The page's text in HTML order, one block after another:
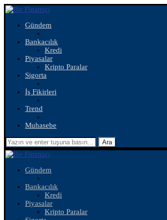
Gündem
Bankacılık
Kredi
Piyasalar
Kripto Paralar
Sigorta
İş Fikirleri
Trend
Muhasebe
Ara
Gündem
Bankacılık
Kredi
Piyasalar
Kripto Paralar